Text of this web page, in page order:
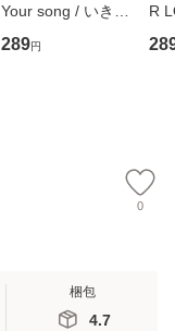
Your song / いきも
のがかり / [CD]
【メール便送料無
289円
R
産
0
梱包
4.7